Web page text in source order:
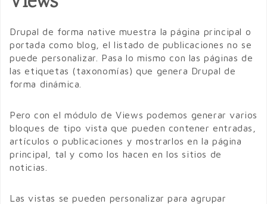
Drupal de forma native muestra la página principal o
portada como blog, el listado de publicaciones no se
puede personalizar. Pasa lo mismo con las páginas de
las etiquetas (taxonomías) que genera Drupal de
forma dinámica.
Pero con el módulo de Views podemos generar varios
bloques de tipo vista que pueden contener entradas,
artículos o publicaciones y mostrarlos en la página
principal, tal y como los hacen en los sitios de
noticias.
Las vistas se pueden personalizar para agrupar